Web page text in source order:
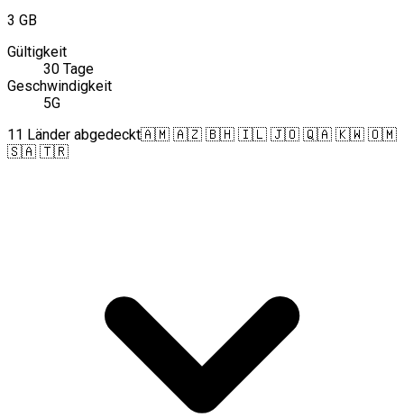
3 GB
Gültigkeit
30 Tage
Geschwindigkeit
5G
11 Länder abgedeckt🇦🇲 🇦🇿 🇧🇭 🇮🇱 🇯🇴 🇶🇦 🇰🇼 🇴🇲
🇸🇦 🇹🇷